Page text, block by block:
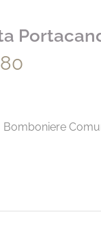
Bomboniere